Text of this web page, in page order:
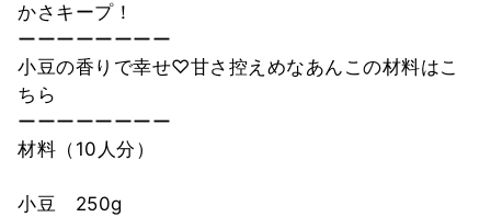
かさキープ！
ーーーーーーーー
小豆の香りで幸せ♡甘さ控えめなあんこの材料はこ
ちら
ーーーーーーーー
材料（10人分）
小豆 250g